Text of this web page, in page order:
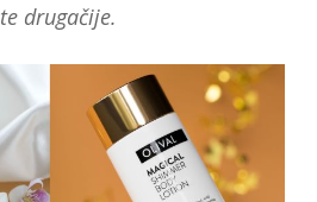
drugačije.